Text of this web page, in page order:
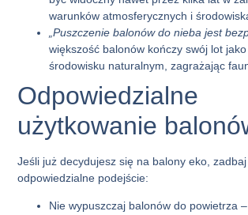
warunków atmosferycznych i
„Puszczenie balonów do nieba jest
większość balonów kończy swój lot
środowisku naturalnym, zagrażając
Odpowiedzialne
użytkowanie
Jeśli już decydujesz się na balony eko ,
odpowiedzialne podejście:
Nie wypuszczaj balonów do powietrza